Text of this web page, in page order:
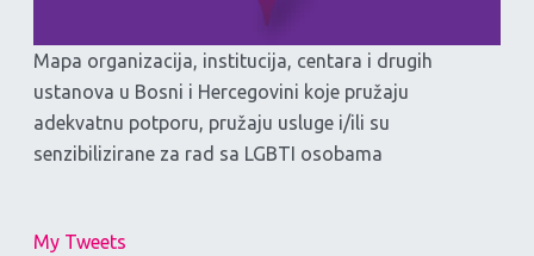
Mapa organizacija, institucija, centara i drugih
ustanova u Bosni i Hercegovini koje pružaju
adekvatnu potporu, pružaju usluge i/ili su
senzibilizirane za rad sa LGBTI osobama
My Tweets